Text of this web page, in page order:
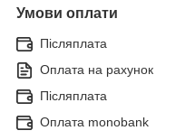
Умови оплати
Післяплата
Оплата на рахунок
Післяплата
Оплата monobank